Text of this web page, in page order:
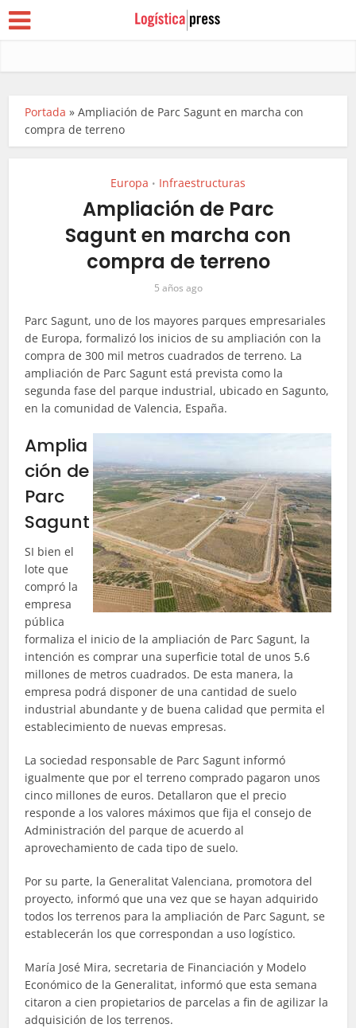
Portada »Ampliación de Parc Sagunt en marcha con
compra de terreno
Europa • Infraestructuras
Ampliación de Parc
Sagunt en marcha con
compra de terreno
5 años ago
Parc Sagunt, uno de los mayores parques empresariales
de Europa, formalizó los inicios de su ampliación con la
compra de 300 mil metros cuadrados de terreno. La
ampliación de Parc Sagunt está prevista como la
segunda fase del parque industrial, ubicado en Sagunto,
en la comunidad de Valencia, España.
Amplia
ción de
Parc
Sagunt
SI bien el
lote que
compró la
empresa
pública
formaliza el inicio de la ampliación de Parc Sagunt, la
intención es comprar una superficie total de unos 5.6
millones de metros cuadrados. De esta manera, la
empresa podrá disponer de una cantidad de suelo
industrial abundante y de buena calidad que permita el
establecimiento de nuevas empresas.
La sociedad responsable de Parc Sagunt informó
igualmente que por el terreno comprado pagaron unos
cinco millones de euros. Detallaron que el precio
responde a los valores máximos que fija el consejo de
Administración del parque de acuerdo al
aprovechamiento de cada tipo de suelo.
Por su parte, la Generalitat Valenciana, promotora del
proyecto, informó que una vez que se hayan adquirido
todos los terrenos para la ampliación de Parc Sagunt, se
establecerán los que correspondan a uso logístico.
María José Mira, secretaria de Financiación y Modelo
Económico de la Generalitat, informó que esta semana
citaron a cien propietarios de parcelas a fin de agilizar la
adquisición de los terrenos.